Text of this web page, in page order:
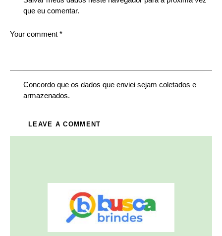
que eu comentar.
Concordo que os dados que enviei sejam coletados e
armazenados.